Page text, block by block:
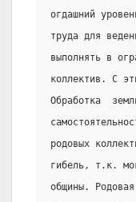
огдашний
труда для
выполнять в
коллектив. С
Обработка
родовых
гибель, т.к.
общины.